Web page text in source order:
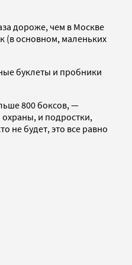
дороже, чем в Москве
(в основном, маленьких
буклеты и пробники
800 боксов, —
и подростки,
не будет, это все равно